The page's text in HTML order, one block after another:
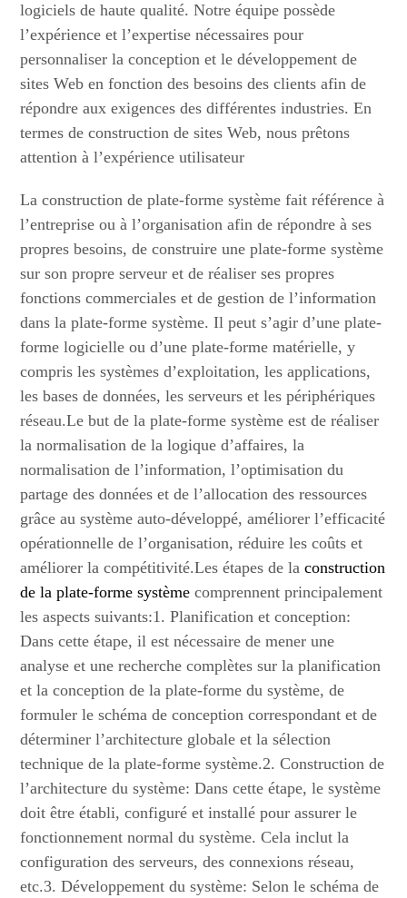
logiciels de haute qualité. Notre équipe possède
l’expérience et l’expertise nécessaires pour
personnaliser la conception et le développement de
sites Web en fonction des besoins des clients afin de
répondre aux exigences des différentes industries. En
termes de construction de sites Web, nous prêtons
attention à l’expérience utilisateur
La construction de plate-forme système fait référence à
l’entreprise ou à l’organisation afin de répondre à ses
propres besoins, de construire une plate-forme système
sur son propre serveur et de réaliser ses propres
fonctions commerciales et de gestion de l’information
dans la plate-forme système. Il peut s’agir d’une plate-
forme logicielle ou d’une plate-forme matérielle, y
compris les systèmes d’exploitation, les applications,
les bases de données, les serveurs et les périphériques
réseau.Le but de la plate-forme système est de réaliser
la normalisation de la logique d’affaires, la
normalisation de l’information, l’optimisation du
partage des données et de l’allocation des ressources
grâce au système auto-développé, améliorer l’efficacité
opérationnelle de l’organisation, réduire les coûts et
améliorer la compétitivité.Les étapes de laconstruction
de la plate-forme système comprennent principalement
les aspects suivants:1. Planification et conception:
Dans cette étape, il est nécessaire de mener une
analyse et une recherche complètes sur la planification
et la conception de la plate-forme du système, de
formuler le schéma de conception correspondant et de
déterminer l’architecture globale et la sélection
technique de la plate-forme système.2. Construction de
l’architecture du système: Dans cette étape, le système
doit être établi, configuré et installé pour assurer le
fonctionnement normal du système. Cela inclut la
configuration des serveurs, des connexions réseau,
etc.3. Développement du système: Selon le schéma de